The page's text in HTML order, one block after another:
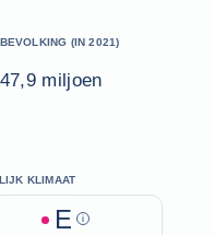
BEVOLKING (IN 2021)
47,9 miljoen
KLIMAAT
E Help